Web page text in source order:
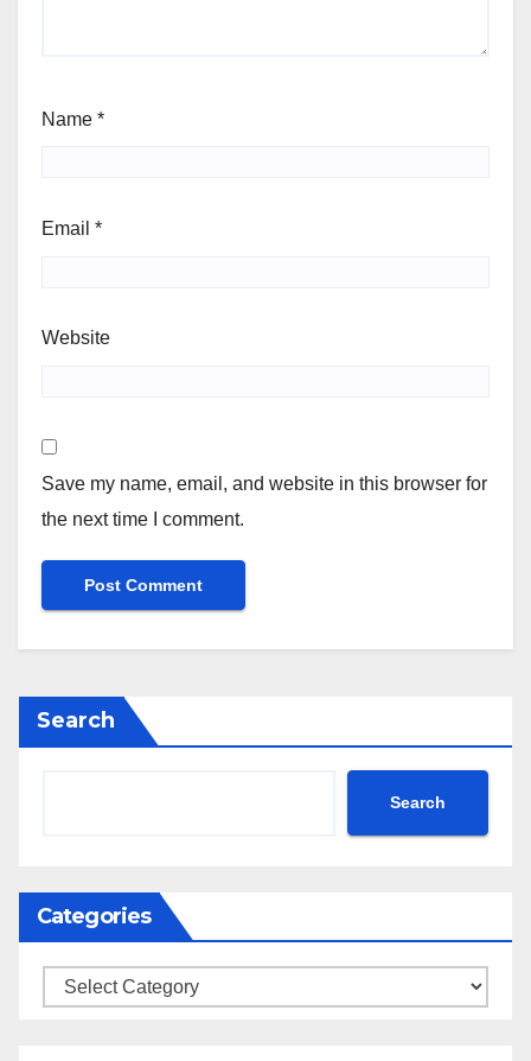
Name *
Email *
Website
Save my name, email, and website in this browser for
the next time I comment.
Search
Search
Categories
Categories